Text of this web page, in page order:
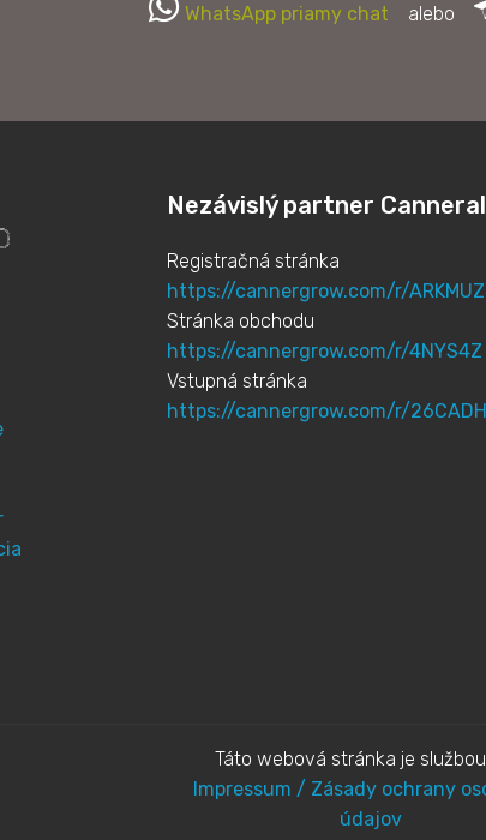
WhatsApp priamy chat alebo
Nezávislý partner
Registračná stránka
https://cannergrow.com/r/ARKMUZ
Stránka obchodu
https://cannergrow.com/r/4NYS4Z
Vstupná stránka
https://cannergrow.com/r/26CADH
Táto webová stránka je
Impressum / Zásady ochrany
údajov